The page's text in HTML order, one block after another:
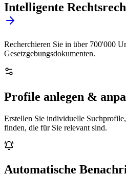
Intelligente
Recherchieren Sie in über 700'000
Gesetzgebungsdokumenten.
Profile anlegen &
Erstellen Sie individuelle
finden, die für Sie relevant sind.
Automatische